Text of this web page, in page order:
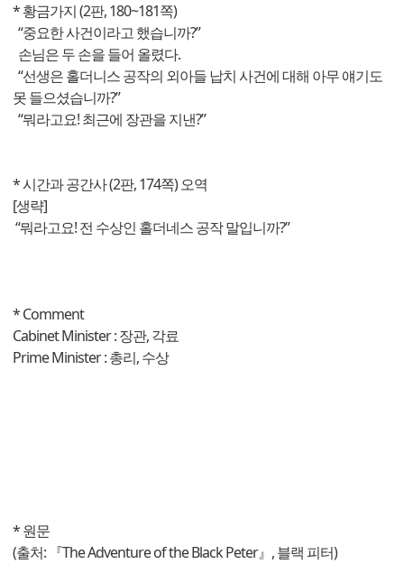
* 황금가지 (2판, 180~181쪽)
“중요한 사건이라고 했습니까?”
손님은 두 손을 들어 올렸다.
“선생은 홀더니스 공작의 외아들 납치 사건에 대해 아무 얘기도
못 들으셨습니까?”
“뭐라고요! 최근에 장관을 지낸?”
* 시간과 공간사 (2판, 174쪽) 오역
[생략]
“뭐라고요! 전 수상인 홀더네스 공작 말입니까?”
* Comment
Cabinet Minister : 장관, 각료
Prime Minister : 총리, 수상
* 원문
(출처: 『The Adventure of the Black Peter』, 블랙 피터)